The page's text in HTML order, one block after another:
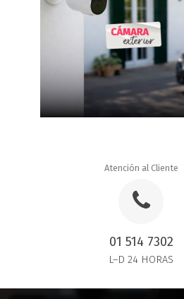
Atención al Cliente
01 514 7302
L–D 24 HORAS